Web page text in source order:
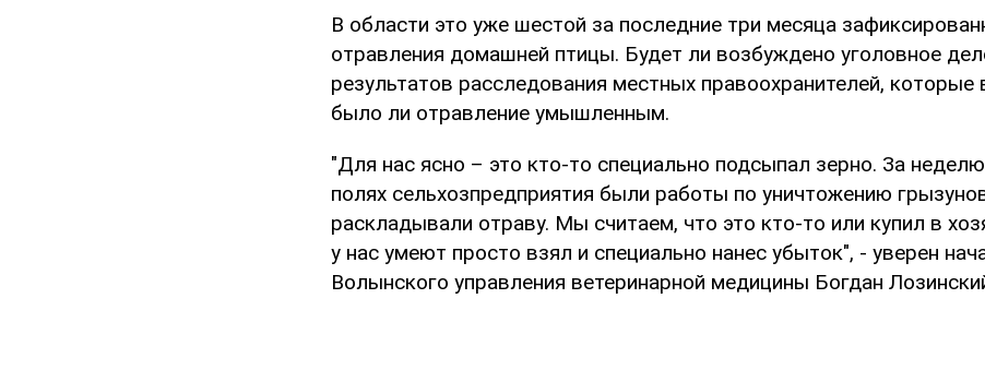
В области это уже шестой за последние три месяца
отравления домашней птицы. Будет ли возбуждено уголовное
результатов расследования местных правоохранителей, которые
было ли отравление умышленным.
"Для нас ясно – это кто-то специально подсыпал зерно. За
полях сельхозпредприятия были работы по уничтожению
раскладывали отраву. Мы считаем, что это кто-то или купил в
у нас умеют просто взял и специально нанес убыток", - уверен
Волынского управления ветеринарной медицины Богдан